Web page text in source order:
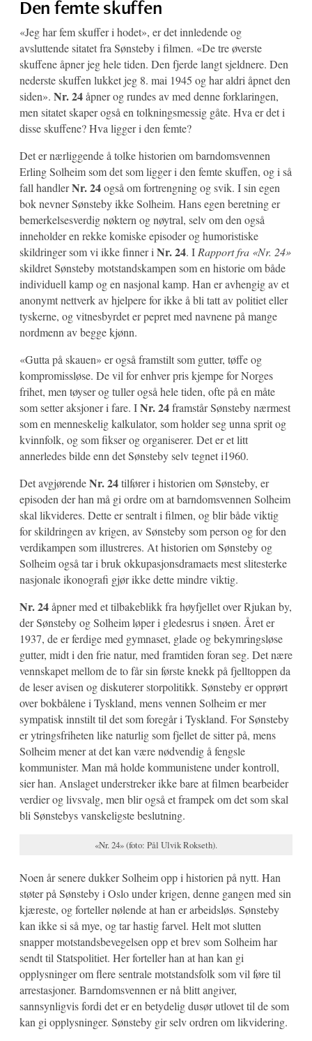
Den femte skuffen
«Jeg har fem skuffer i hodet», er det innledende og
avsluttende sitatet fra Sønsteby i filmen. «De tre øverste
skuffene åpner jeg hele tiden. Den fjerde langt sjeldnere. Den
nederste skuffen lukket jeg 8. mai 1945 og har aldri åpnet den
siden». Nr. 24åpner og rundes av med denne forklaringen,
men sitatet skaper også en tolkningsmessig gåte. Hva er det i
disse skuffene? Hva ligger i den femte?
Det er nærliggende å tolke historien om barndomsvennen
Erling Solheim som det som ligger i den femte skuffen, og i så
fall handlerNr. 24også om fortrengning og svik. I sin egen
bok nevner Sønsteby ikke Solheim. Hans egen beretning er
bemerkelsesverdig nøktern og nøytral, selv om den også
inneholder en rekke komiske episoder og humoristiske
skildringer som vi ikke finner i Nr. 24. I Rapport fra «Nr. 24»
skildret Sønsteby motstandskampen som en historie om både
individuell kamp og en nasjonal kamp. Han er avhengig av et
anonymt nettverk av hjelpere for ikke å bli tatt av politiet eller
tyskerne, og vitnesbyrdet er pepret med navnene på mange
nordmenn av begge kjønn.
«Gutta på skauen» er også framstilt som gutter, tøffe og
kompromissløse. De vil for enhver pris kjempe for Norges
frihet, men tøyser og tuller også hele tiden, ofte på en måte
som setter aksjoner i fare. INr. 24framstår Sønsteby nærmest
som en menneskelig kalkulator, som holder seg unna sprit og
kvinnfolk, og som fikser og organiserer. Det er et litt
annerledes bilde enn det Sønsteby selv tegnet i1960.
Det avgjørendeNr. 24tilfører i historien om Sønsteby, er
episoden der han må gi ordre om at barndomsvennen Solheim
skal likvideres. Dette er sentralt i filmen, og blir både viktig
for skildringen av krigen, av Sønsteby som person og for den
verdikampen som illustreres. At historien om Sønsteby og
Solheim også tar i bruk okkupasjonsdramaets mest slitesterke
nasjonale ikonografi gjør ikke dette mindre viktig.
Nr. 24åpner med et tilbakeblikk fra høyfjellet over Rjukan by,
der Sønsteby og Solheim løper i gledesrus i snøen. Året er
1937, de er ferdige med gymnaset, glade og bekymringsløse
gutter, midt i den frie natur, med framtiden foran seg. Det nære
vennskapet mellom de to får sin første knekk på fjelltoppen da
de leser avisen og diskuterer storpolitikk. Sønsteby er opprørt
over bokbålene i Tyskland, mens vennen Solheim er mer
sympatisk innstilt til det som foregår i Tyskland. For Sønsteby
er ytringsfriheten like naturlig som fjellet de sitter på, mens
Solheim mener at det kan være nødvendig å fengsle
kommunister. Man må holde kommunistene under kontroll,
sier han. Anslaget understreker ikke bare at filmen bearbeider
verdier og livsvalg, men blir også et frampek om det som skal
bli Sønstebys vanskeligste beslutning.
«Nr. 24» (foto: Pål Ulvik Rokseth).
Noen år senere dukker Solheim opp i historien på nytt. Han
støter på Sønsteby i Oslo under krigen, denne gangen med sin
kjæreste, og forteller nølende at han er arbeidsløs. Sønsteby
kan ikke si så mye, og tar hastig farvel. Helt mot slutten
snapper motstandsbevegelsen opp et brev som Solheim har
sendt til Statspolitiet. Her forteller han at han kan gi
opplysninger om flere sentrale motstandsfolk som vil føre til
arrestasjoner. Barndomsvennen er nå blitt angiver,
sannsynligvis fordi det er en betydelig dusør utlovet til de som
kan gi opplysninger. Sønsteby gir selv ordren om likvidering.